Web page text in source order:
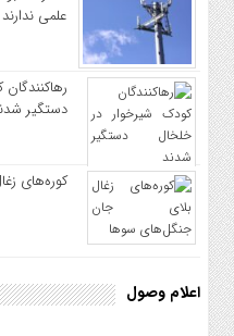
علمی ندارند
دستگیر
کوره‌های
اعلام وصول